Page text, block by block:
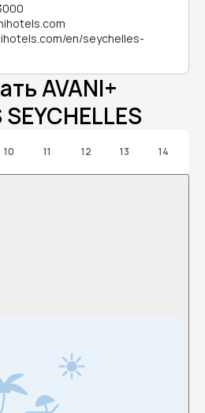
en/seychelles-
AVANI+
10 11 12 13 14